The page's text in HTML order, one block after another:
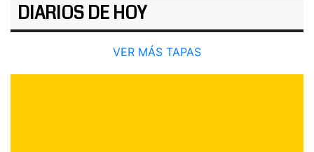
DIARIOS DE HOY
VER MÁS TAPAS